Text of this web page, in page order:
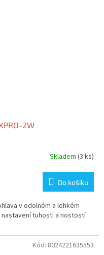
2W
Skladem (3 ks)
Do košíku
v odolném a lehkém
tuhosti a nostostí
Kód: 8024221635553